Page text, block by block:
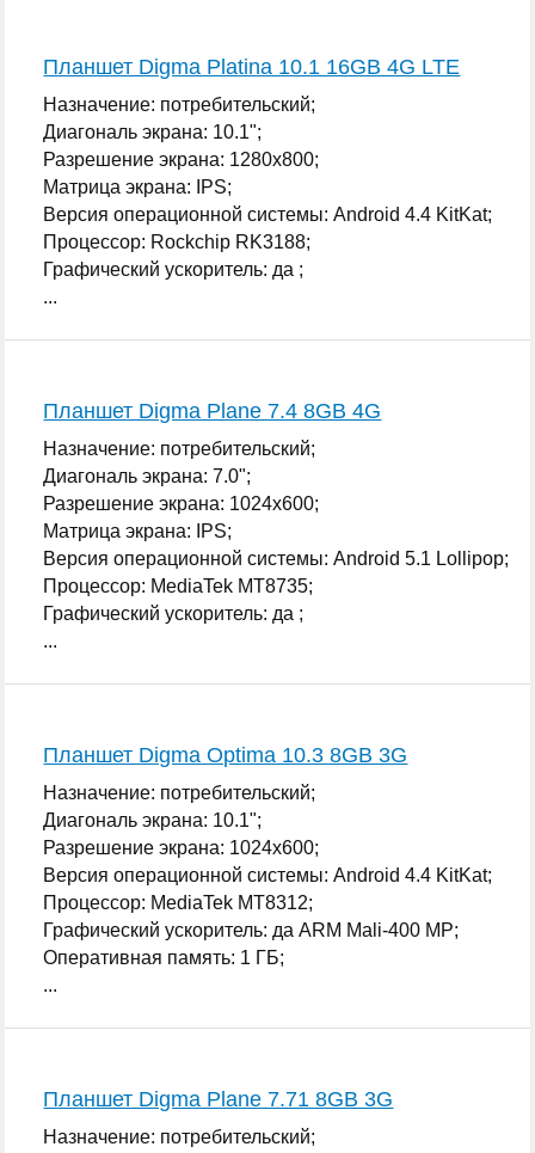
Планшет Digma Platina 10.1 16GB 4G LTE
Назначение: потребительский;
Диагональ экрана: 10.1";
Разрешение экрана: 1280x800;
Матрица экрана: IPS;
Версия операционной системы: Android 4.4 KitKat;
Процессор: Rockchip RK3188;
Графический ускоритель: да ;
...
Планшет Digma Plane 7.4 8GB 4G
Назначение: потребительский;
Диагональ экрана: 7.0";
Разрешение экрана: 1024x600;
Матрица экрана: IPS;
Версия операционной системы: Android 5.1 Lollipop;
Процессор: MediaTek MT8735;
Графический ускоритель: да ;
...
Планшет Digma Optima 10.3 8GB 3G
Назначение: потребительский;
Диагональ экрана: 10.1";
Разрешение экрана: 1024x600;
Версия операционной системы: Android 4.4 KitKat;
Процессор: MediaTek MT8312;
Графический ускоритель: да ARM Mali-400 MP;
Оперативная память: 1 ГБ;
...
Планшет Digma Plane 7.71 8GB 3G
Назначение: потребительский;